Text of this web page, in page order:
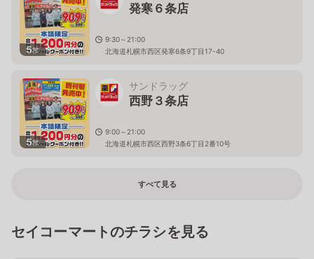
5枚
発寒６条店
9:30～21:00
北海道札幌市西区発寒6条9丁目17-40
5枚
サンドラッグ
西野３条店
9:00～21:00
北海道札幌市西区西野3条6丁目2番10号
すべて見る
セイコーマートのチラシを見る